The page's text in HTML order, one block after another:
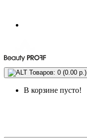
Товаров: 0 (0.00 р.)
В корзине пусто!